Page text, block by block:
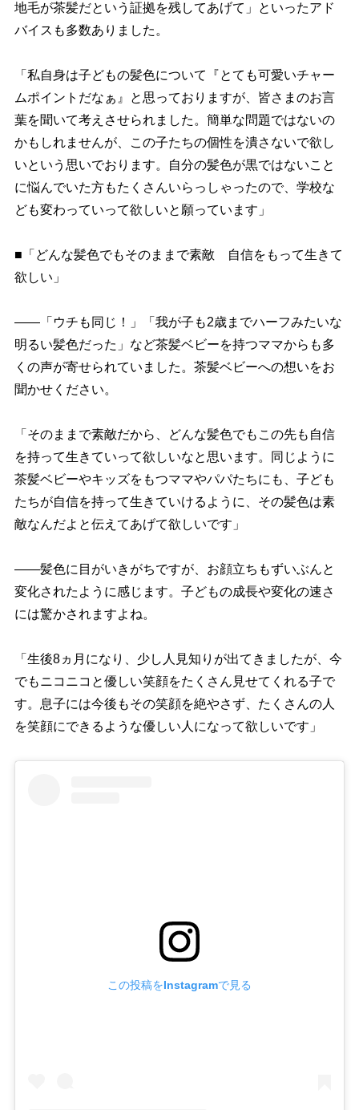
地毛が茶髪だという証拠を残してあげて」といったアド
バイスも多数ありました。
「私自身は子どもの髪色について『とても可愛いチャー
ムポイントだなぁ』と思っておりますが、皆さまのお言
葉を聞いて考えさせられました。簡単な問題ではないの
かもしれませんが、この子たちの個性を潰さないで欲し
いという思いでおります。自分の髪色が黒ではないこと
に悩んでいた方もたくさんいらっしゃったので、学校な
ども変わっていって欲しいと願っています」
■「どんな髪色でもそのままで素敵 自信をもって生きて
欲しい」
――「ウチも同じ！」「我が子も2歳までハーフみたいな
明るい髪色だった」など茶髪ベビーを持つママからも多
くの声が寄せられていました。茶髪ベビーへの想いをお
聞かせください。
「そのままで素敵だから、どんな髪色でもこの先も自信
を持って生きていって欲しいなと思います。同じように
茶髪ベビーやキッズをもつママやパパたちにも、子ども
たちが自信を持って生きていけるように、その髪色は素
敵なんだよと伝えてあげて欲しいです」
――髪色に目がいきがちですが、お顔立ちもずいぶんと
変化されたように感じます。子どもの成長や変化の速さ
には驚かされますよね。
「生後8ヵ月になり、少し人見知りが出てきましたが、今
でもニコニコと優しい笑顔をたくさん見せてくれる子で
す。息子には今後もその笑顔を絶やさず、たくさんの人
を笑顔にできるような優しい人になって欲しいです」
この投稿をInstagramで見る